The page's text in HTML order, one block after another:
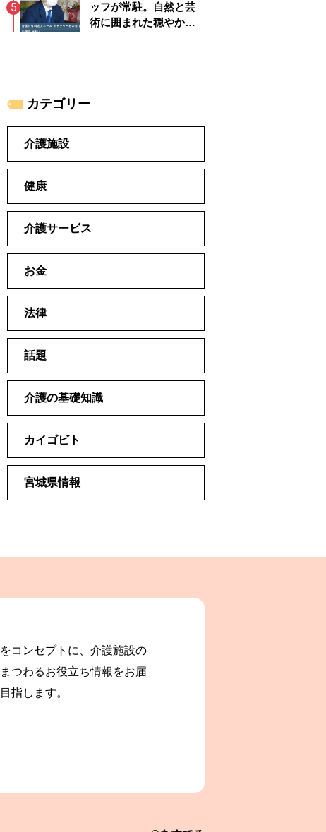
ッフが常駐。自然と芸
術に囲まれた穏やかで
カテゴリー
介護施設
健康
介護サービス
お金
法律
話題
介護の基礎知識
カイゴビト
宮城県情報
コンセプトに、介護施設の
つわるお役立ち情報をお届
指します。